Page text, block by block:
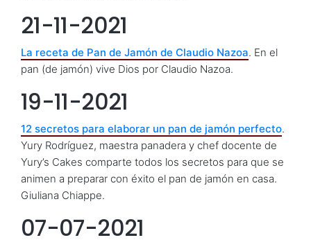
21-11-2021
La receta de Pan de Jamón de Claudio Nazoa. En el
pan (de jamón) vive Dios por Claudio Nazoa.
19-11-2021
12 secretos para elaborar un pan de jamón perfecto.
Yury Rodríguez, maestra panadera y chef docente de
Yury’s Cakes comparte todos los secretos para que se
animen a preparar con éxito el pan de jamón en casa.
Giuliana Chiappe.
07-07-2021